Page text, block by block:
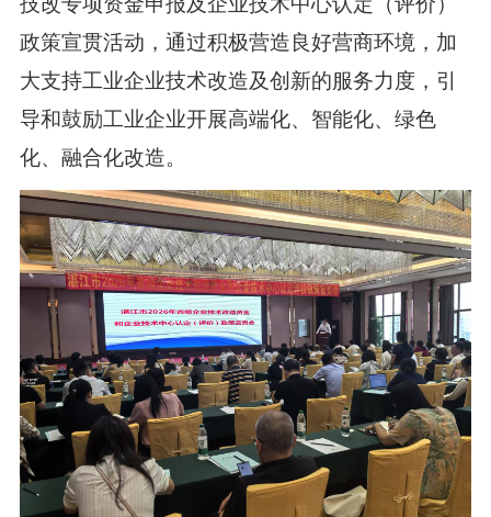
政策宣贯活动，通过积极营造良好营商环境，加
大支持工业企业技术改造及创新的服务力度，引
导和鼓励工业企业开展高端化、智能化、绿色
化、融合化改造。